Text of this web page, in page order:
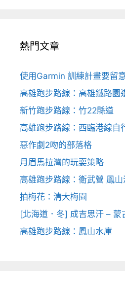
熱門文章
使用Garmin 訓練計畫要留
高雄跑步路線：高雄鐵路園
新竹跑步路線：竹22縣道
高雄跑步路線：西臨港線自
惡作劇2吻的部落格
月眉馬拉灣的玩耍策略
高雄跑步路線：衛武營 鳳
拍梅花：清大梅園
[北海道．冬] 成吉思汗 – 蒙
高雄跑步路線：鳳山水庫